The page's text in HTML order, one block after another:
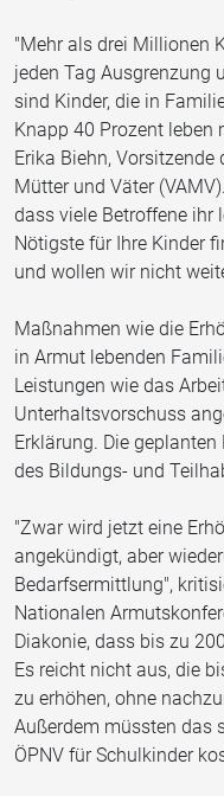
"Mehr als drei Millionen
jeden Tag Ausgrenzung
sind Kinder, die in
Knapp 40 Prozent leben
Erika Biehn,
Mütter und Väter
dass viele Betroffene ihr
Nötigste für Ihre Kinder
und wollen wir nicht
Maßnahmen wie die
in Armut lebenden
Leistungen wie das
Unterhaltsvorschuss
Erklärung. Die
des Bildungs- und
"Zwar wird jetzt eine
angekündigt, aber
Bedarfsermittlung",
Nationalen
Diakonie, dass bis zu
Es reicht nicht aus, die
zu erhöhen, ohne
Außerdem müssten das
ÖPNV für Schulkinder